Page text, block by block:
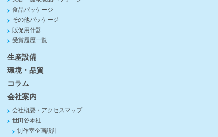
食品パッケージ
その他パッケージ
販促用什器
受賞履歴一覧
生産設備
環境・品質
コラム
会社案内
会社概要・アクセスマップ
世田谷本社
制作室企画設計